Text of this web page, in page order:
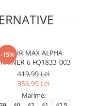
-15%
M AIR MAX ALPHA
6 FQ1833-003
419,99 Lei
356,99 Lei
Marime: